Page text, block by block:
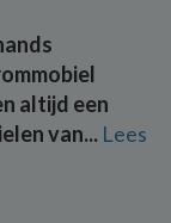
altijd een
van... Lees